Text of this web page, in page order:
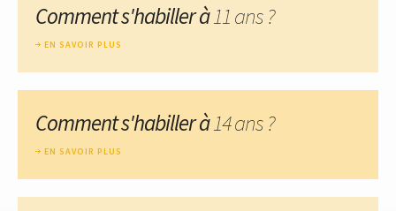
Comment s'habiller à11 ans ?
EN SAVOIR PLUS
Comment s'habiller à14 ans ?
EN SAVOIR PLUS